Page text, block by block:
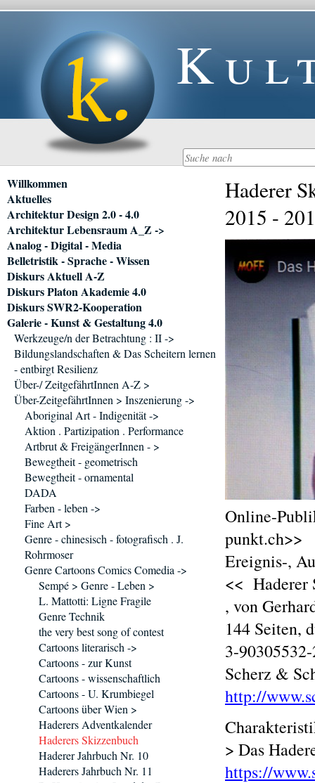
Haderer
2015 -
Online-
punkt.ch>>
Ereignis-,
<< Haderer
, von
144 Seiten,
3-
Scherz &
http://
> Das
https://
Navigation
überspringen
Willkommen
Aktuelles
Architektur Design 2.0 - 4.0
Architektur Lebensraum A_Z ->
Analog - Digital - Media
Belletristik - Sprache - Wissen
Diskurs Aktuell A-Z
Diskurs Platon Akademie 4.0
Diskurs SWR2-Kooperation
Galerie - Kunst & Gestaltung 4.0
Werkzeuge/n der Betrachtung : II ->
Bildungslandschaften & Das Scheitern lernen
- entbirgt Resilienz
Über-/ ZeitgefährtInnen A-Z >
Über-ZeitgefährtInnen > Inszenierung ->
Aboriginal Art - Indigenität ->
Aktion . Partizipation . Performance
Artbrut & FreigängerInnen - >
Bewegtheit - geometrisch
Bewegtheit - ornamental
DADA
Farben - leben ->
Fine Art >
Genre - chinesisch - fotografisch . J.
Rohrmoser
Genre Cartoons Comics Comedia ->
Sempé > Genre - Leben >
L. Mattotti: Ligne Fragile
Genre Technik
the very best song of contest
Cartoons literarisch ->
Cartoons - zur Kunst
Cartoons - wissenschaftlich
Cartoons - U. Krumbiegel
Cartoons über Wien >
Haderers Adventkalender
Haderers Skizzenbuch
Haderer Jahrbuch Nr. 10
Haderers Jahrbuch Nr. 11